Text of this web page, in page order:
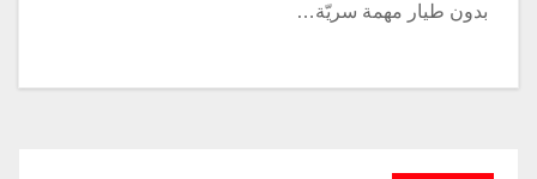
بدون طيار مهمة سريّة…